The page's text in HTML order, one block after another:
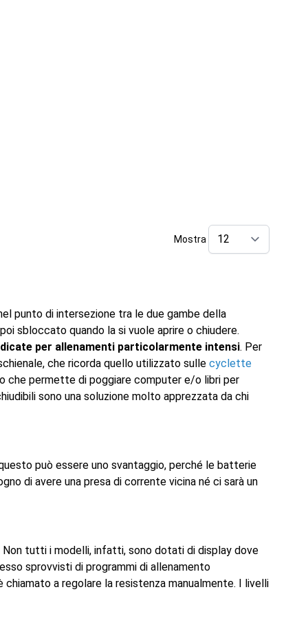
Mostra
punto di intersezione tra le due gambe della
sbloccato quando la si vuole aprire o chiudere.
per allenamenti particolarmente intensi. Per
che ricorda quello utilizzato sulle cyclette
che permette di poggiare computer e/o libri per
sono una soluzione molto apprezzata da chi
può essere uno svantaggio, perché le batterie
di avere una presa di corrente vicina né ci sarà un
tutti i modelli, infatti, sono dotati di display dove
sprovvisti di programmi di allenamento
a regolare la resistenza manualmente. I livelli